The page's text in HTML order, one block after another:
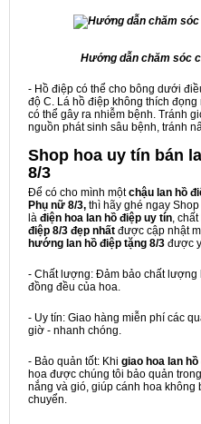
Hướng dẫn chăm sóc
- Hồ điệp có thể cho bông dưới
độ C. Lá hồ điệp không thích
có thể gây ra nhiễm bệnh. Tránh
nguồn phát sinh sâu bệnh, tránh
Shop hoa uy tín bán
8/3
Để có cho mình mộtchậu lan hồ
Phụ nữ 8/3, thì hãy ghé ngay
là điện hoa lan hồ điệp uy tín,
điệp 8/3 đẹp nhất được cập nhật
hướng lan hồ điệp tặng 8/3 được
- Chất lượng: Đảm bảo chất lượng
đồng đều của hoa.
- Uy tín: Giao hàng miễn phí các
giờ - nhanh chóng.
- Bảo quản tốt: Khi giao hoa lan hồ
hoa được chúng tôi bảo quản
nắng và gió, giúp cánh hoa không
chuyển.